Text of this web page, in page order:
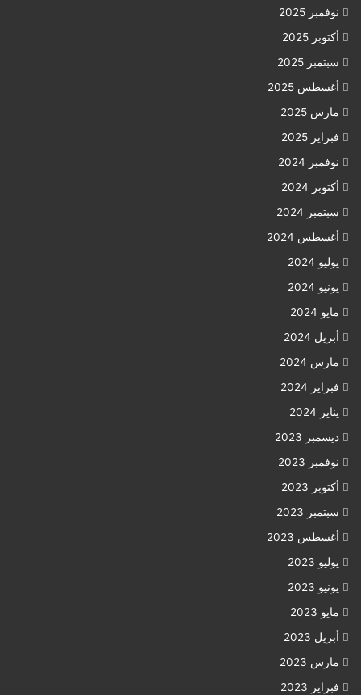
نوفمبر 2025
أكتوبر 2025
سبتمبر 2025
أغسطس 2025
مارس 2025
فبراير 2025
نوفمبر 2024
أكتوبر 2024
سبتمبر 2024
أغسطس 2024
يوليو 2024
يونيو 2024
مايو 2024
أبريل 2024
مارس 2024
فبراير 2024
يناير 2024
ديسمبر 2023
نوفمبر 2023
أكتوبر 2023
سبتمبر 2023
أغسطس 2023
يوليو 2023
يونيو 2023
مايو 2023
أبريل 2023
مارس 2023
فبراير 2023